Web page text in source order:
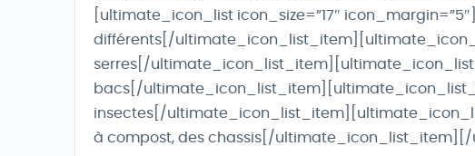
[ultimate_icon_list icon_size=”17″
différents[/
serres[/
bacs[/
insectes[/
à compost, des chassis[/